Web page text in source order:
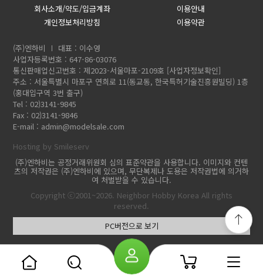
회사소개/약도/입금계좌
이용안내
개인정보처리방침
이용약관
(주)엔하비
대표 : 이수영
사업자등록번호 : 647-86-03076
통신판매업신고번호 : 제2023-서울마포-2109호 [사업자정보확인]
주소 : 서울특별시 마포구 연희로 11(동교동, 한국특허기술진흥원빌딩) 1층
(홍대입구역 3번 출구)
Tel : 02)3141-9845
Fax : 02)3141-9846
E-mail : admin@modelsale.com
Hosting by Smileserv
(주)엔하비는 공정거래위원회 심의 표준약관을 사용합니다. 이미지와 컨텐
츠의 저작권은 (주)엔하비에 있으며, 무단복제나 도용은 저작권법에 의거하
여 처벌받을 수 있습니다.
Copyright ⓒ2001~2026. Neighbor Hobby Korea All rights
reserved.
PC버전으로 보기